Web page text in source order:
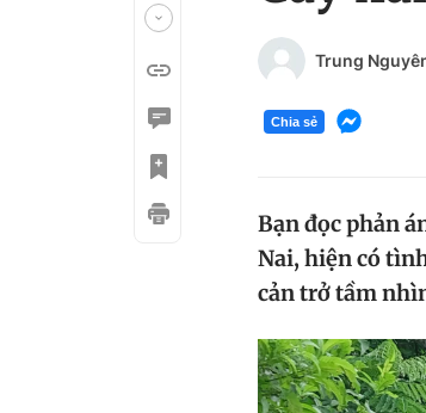
Trung
Chia sẻ
Bạn đọc phản
Nai, hiện có
cản trở tầm